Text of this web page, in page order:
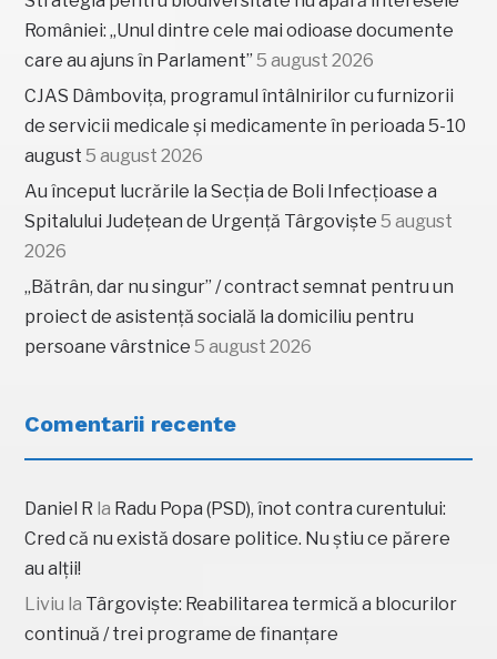
României: „Unul dintre cele mai odioase documente
care au ajuns în Parlament” 5 august 2026
CJAS Dâmbovița, programul întâlnirilor cu furnizorii
de servicii medicale și medicamente în perioada 5-10
august 5 august 2026
Au început lucrările la Secția de Boli Infecțioase a
Spitalului Județean de Urgență Târgoviște 5 august
2026
„Bătrân, dar nu singur” / contract semnat pentru un
proiect de asistență socială la domiciliu pentru
persoane vârstnice 5 august 2026
Comentarii recente
Daniel R la Radu Popa (PSD), înot contra curentului:
Cred că nu există dosare politice. Nu știu ce părere
au alții!
Liviu la Târgoviște: Reabilitarea termică a blocurilor
continuă / trei programe de finanțare